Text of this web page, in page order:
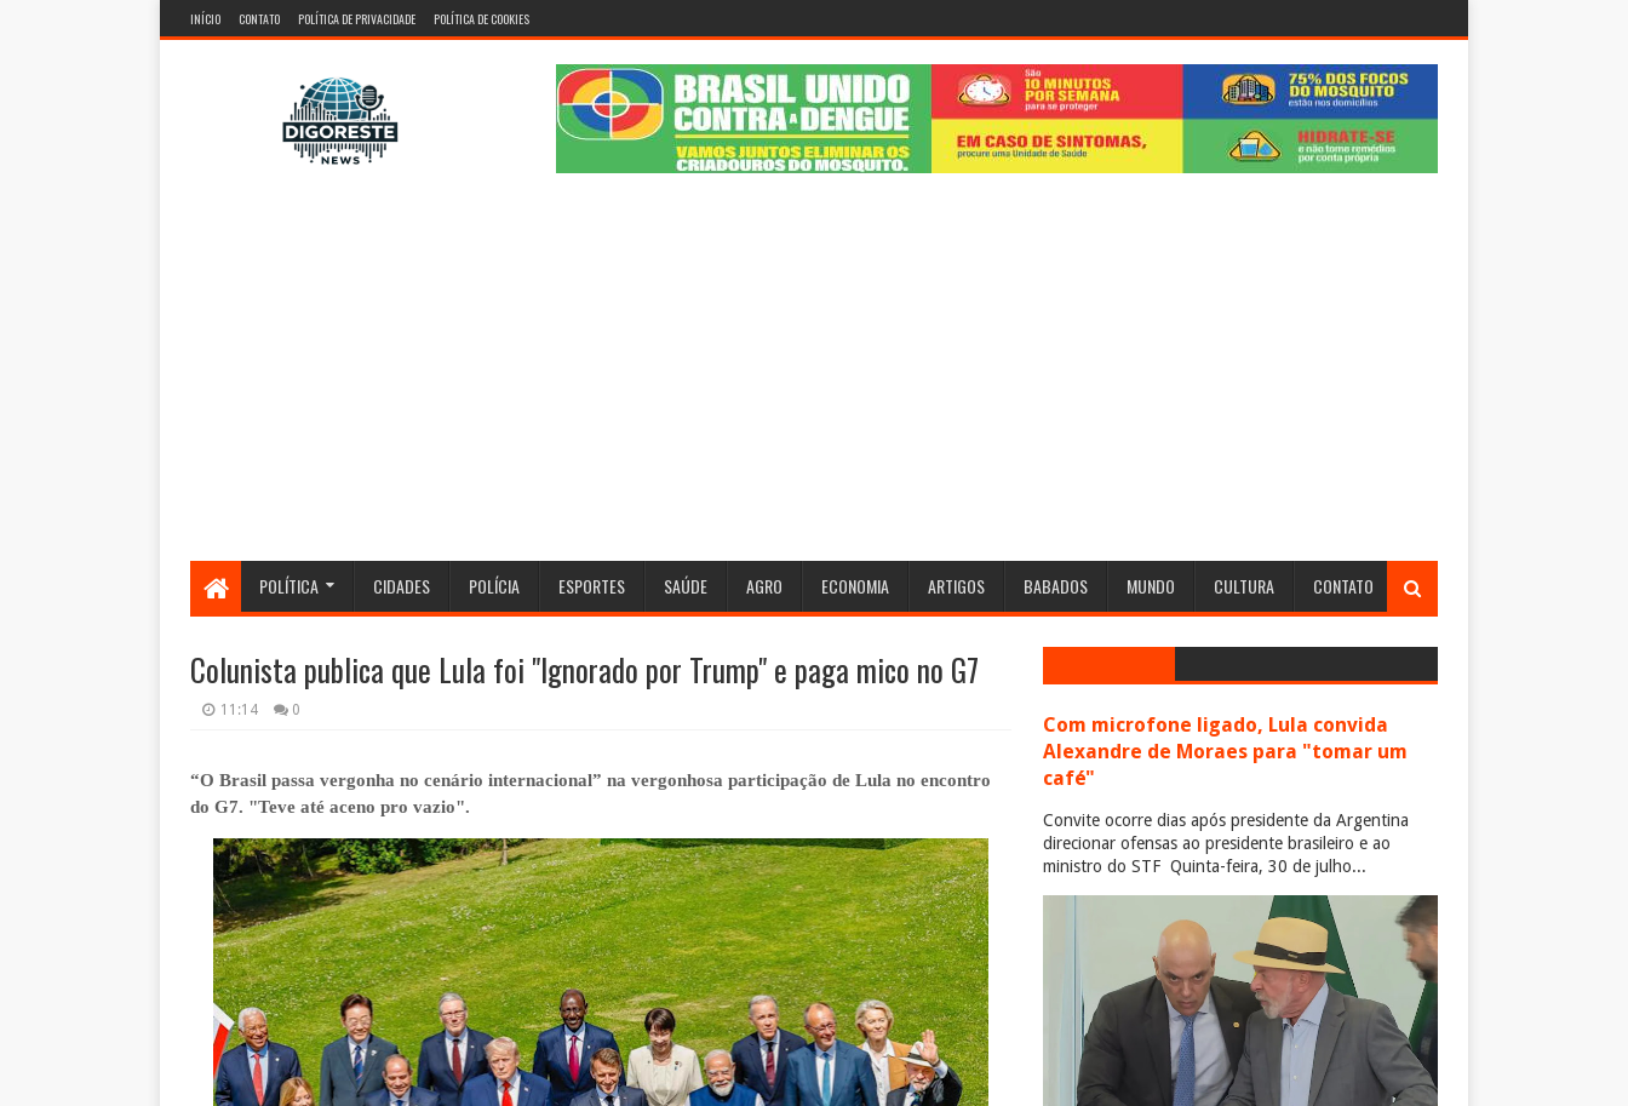
INÍCIO CONTATO POLÍTICA DE PRIVACIDADE POLÍTICA DE COOKIES
POLÍTICA CIDADES POLÍCIA ESPORTES SAÚDE AGRO ECONOMIA ARTIGOS BABADOS MUNDO CULTURA CONTATO
Colunista publica que Lula foi "Ignorado por Trump" e paga mico no G7
11:14 0
“O Brasil passa vergonha no cenário internacional” na vergonhosa participação de Lula no encontro
do G7. "Teve até aceno pro vazio".
Com microfone ligado, Lula convida
Alexandre de Moraes para "tomar um
café"
Convite ocorre dias após presidente da Argentina
direcionar ofensas ao presidente brasileiro e ao
ministro do STF Quinta-feira, 30 de julho...